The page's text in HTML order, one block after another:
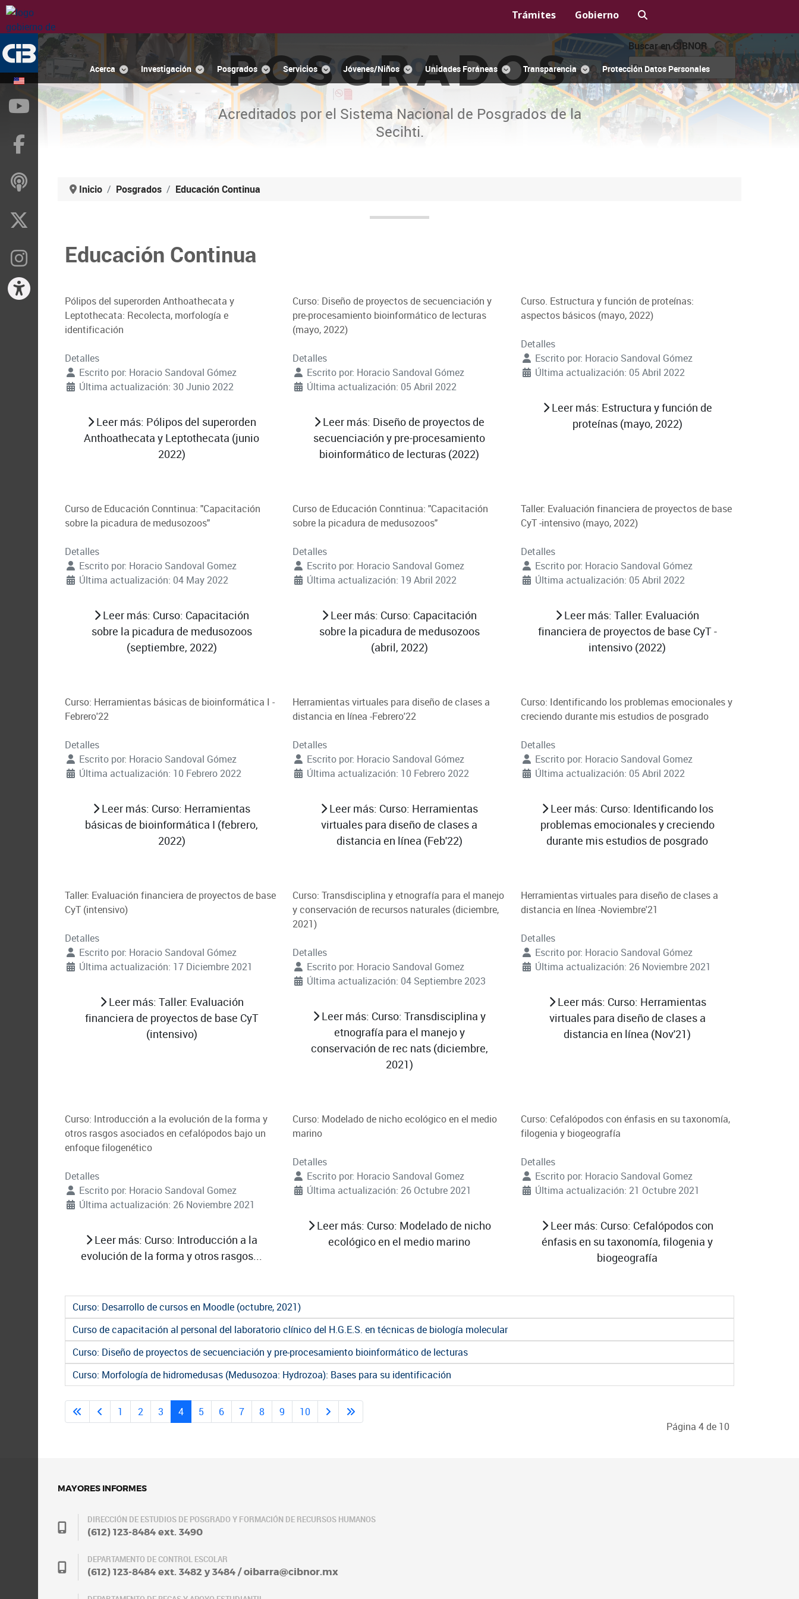
Trámites Gobierno
Acerca Investigación Posgrados Servicios Jóvenes/Niños Unidades Foráneas Transparencia Protección Datos Personales
POSGRADOS
Acreditados por el Sistema Nacional de Posgrados de la
Secihti.
Buscar en CIBNOR
Inicio Posgrados Educación Continua
Educación Continua
Pólipos del superorden Anthoathecata y
Leptothecata: Recolecta, morfología e
identificación
Detalles
Escrito por: Horacio Sandoval Gómez
Última actualización: 30 Junio 2022
Leer más: Pólipos del superorden
Anthoathecata y Leptothecata (junio
2022)
Curso: Diseño de proyectos de secuenciación y
pre-procesamiento bioinformático de lecturas
(mayo, 2022)
Detalles
Escrito por: Horacio Sandoval Gómez
Última actualización: 05 Abril 2022
Leer más: Diseño de proyectos de
secuenciación y pre-procesamiento
bioinformático de lecturas (2022)
Curso. Estructura y función de proteínas:
aspectos básicos (mayo, 2022)
Detalles
Escrito por: Horacio Sandoval Gómez
Última actualización: 05 Abril 2022
Leer más: Estructura y función de
proteínas (mayo, 2022)
Curso de Educación Conntinua: "Capacitación
sobre la picadura de medusozoos"
Detalles
Escrito por: Horacio Sandoval Gomez
Última actualización: 04 May 2022
Leer más: Curso: Capacitación
sobre la picadura de medusozoos
(septiembre, 2022)
Curso de Educación Conntinua: "Capacitación
sobre la picadura de medusozoos"
Detalles
Escrito por: Horacio Sandoval Gomez
Última actualización: 19 Abril 2022
Leer más: Curso: Capacitación
sobre la picadura de medusozoos
(abril, 2022)
Taller: Evaluación financiera de proyectos de base
CyT -intensivo (mayo, 2022)
Detalles
Escrito por: Horacio Sandoval Gómez
Última actualización: 05 Abril 2022
Leer más: Taller: Evaluación
financiera de proyectos de base CyT -
intensivo (2022)
Curso: Herramientas básicas de bioinformática I -
Febrero'22
Detalles
Escrito por: Horacio Sandoval Gómez
Última actualización: 10 Febrero 2022
Leer más: Curso: Herramientas
básicas de bioinformática I (febrero,
2022)
Herramientas virtuales para diseño de clases a
distancia en línea -Febrero'22
Detalles
Escrito por: Horacio Sandoval Gómez
Última actualización: 10 Febrero 2022
Leer más: Curso: Herramientas
virtuales para diseño de clases a
distancia en línea (Feb'22)
Curso: Identificando los problemas emocionales y
creciendo durante mis estudios de posgrado
Detalles
Escrito por: Horacio Sandoval Gomez
Última actualización: 05 Abril 2022
Leer más: Curso: Identificando los
problemas emocionales y creciendo
durante mis estudios de posgrado
Taller: Evaluación financiera de proyectos de base
CyT (intensivo)
Detalles
Escrito por: Horacio Sandoval Gómez
Última actualización: 17 Diciembre 2021
Leer más: Taller: Evaluación
financiera de proyectos de base CyT
(intensivo)
Curso: Transdisciplina y etnografía para el manejo
y conservación de recursos naturales (diciembre,
2021)
Detalles
Escrito por: Horacio Sandoval Gomez
Última actualización: 04 Septiembre 2023
Leer más: Curso: Transdisciplina y
etnografía para el manejo y
conservación de rec nats (diciembre,
2021)
Herramientas virtuales para diseño de clases a
distancia en línea -Noviembre'21
Detalles
Escrito por: Horacio Sandoval Gómez
Última actualización: 26 Noviembre 2021
Leer más: Curso: Herramientas
virtuales para diseño de clases a
distancia en línea (Nov'21)
Curso: Introducción a la evolución de la forma y
otros rasgos asociados en cefalópodos bajo un
enfoque filogenético
Detalles
Escrito por: Horacio Sandoval Gomez
Última actualización: 26 Noviembre 2021
Leer más: Curso: Introducción a la
evolución de la forma y otros rasgos...
Curso: Modelado de nicho ecológico en el medio
marino
Detalles
Escrito por: Horacio Sandoval Gomez
Última actualización: 26 Octubre 2021
Leer más: Curso: Modelado de nicho
ecológico en el medio marino
Curso: Cefalópodos con énfasis en su taxonomía,
filogenia y biogeografía
Detalles
Escrito por: Horacio Sandoval Gomez
Última actualización: 21 Octubre 2021
Leer más: Curso: Cefalópodos con
énfasis en su taxonomía, filogenia y
biogeografía
Curso: Desarrollo de cursos en Moodle (octubre, 2021)
Curso de capacitación al personal del laboratorio clínico del H.G.E.S. en técnicas de biología molecular
Curso: Diseño de proyectos de secuenciación y pre-procesamiento bioinformático de lecturas
Curso: Morfología de hidromedusas (Medusozoa: Hydrozoa): Bases para su identificación
Página 4 de 10
1 2 3 4 5 6 7 8 9 10
MAYORES INFORMES
DIRECCIÓN DE ESTUDIOS DE POSGRADO Y FORMACIÓN DE RECURSOS HUMANOS
(612) 123-8484 ext. 3490
DEPARTAMENTO DE CONTROL ESCOLAR
(612) 123-8484 ext. 3482 y 3484 / oibarra@cibnor.mx
YouTube
ivoox
Instragram